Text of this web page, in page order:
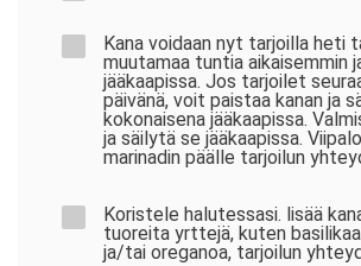
Kana voidaan nyt tarjoilla heti
muutamaa tuntia aikaisemmin
jääkaapissa. Jos tarjoilet
päivänä, voit paistaa kanan ja
kokonaisena jääkaapissa.
ja säilytä se jääkaapissa.
marinadin päälle tarjoilun
Koristele halutessasi. lisää
tuoreita yrttejä, kuten
ja/tai oreganoa, tarjoilun